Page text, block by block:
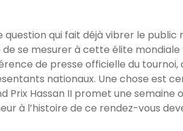
question qui fait déjà vibrer le public
se mesurer à cette élite mondiale
de presse officielle du tournoi,
nationaux. Une chose est
Prix Hassan II promet une semaine
à l’histoire de ce rendez-vous